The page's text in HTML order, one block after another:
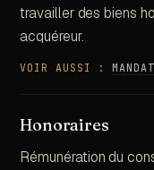
travailler des biens
acquéreur.
VOIR AUSSI :
Honoraires
Rémunération du